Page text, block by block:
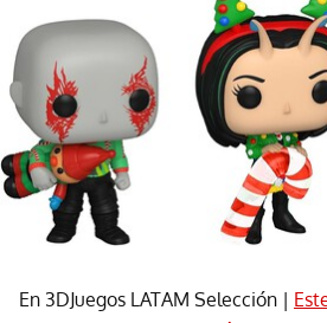
En 3DJuegos LATAM Selección |